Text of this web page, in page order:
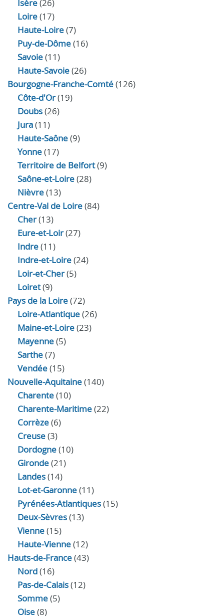
Isère(26)
Loire(17)
Haute-Loire(7)
Puy-de-Dôme(16)
Savoie(11)
Haute-Savoie(26)
Bourgogne-Franche-Comté(126)
Côte-d'Or(19)
Doubs(26)
Jura(11)
Haute‑Saône(9)
Yonne(17)
Territoire de Belfort(9)
Saône-et-Loire(28)
Nièvre(13)
Centre-Val de Loire(84)
Cher(13)
Eure‑et‑Loir(27)
Indre(11)
Indre‑et‑Loire(24)
Loir‑et‑Cher(5)
Loiret(9)
Pays de la Loire(72)
Loire-Atlantique(26)
Maine-et-Loire(23)
Mayenne(5)
Sarthe(7)
Vendée(15)
Nouvelle-Aquitaine(140)
Charente(10)
Charente-Maritime(22)
Corrèze(6)
Creuse(3)
Dordogne(10)
Gironde(21)
Landes(14)
Lot-et-Garonne(11)
Pyrénées-Atlantiques(15)
Deux-Sèvres(13)
Vienne(15)
Haute-Vienne(12)
Hauts-de-France(43)
Nord(16)
Pas-de-Calais(12)
Somme(5)
Oise(8)